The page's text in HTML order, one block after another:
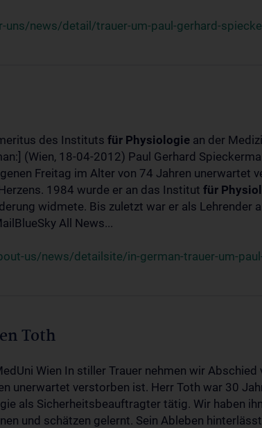
news/detail/trauer-um-paul-gerhard-
des Instituts für Physiologie an der
(Wien, 18-04-2012) Paul Gerhard
Freitag im Alter von 74 Jahren unerwartet
1984 wurde er an das Institut für
widmete. Bis zuletzt war er als Lehrender
All News...
us/news/detailsite/in-german-trauer-um-
Toth
Wien In stiller Trauer nehmen wir
unerwartet verstorben ist. Herr Toth war 30
als Sicherheitsbeauftragter tätig. Wir haben
und schätzen gelernt. Sein Ableben